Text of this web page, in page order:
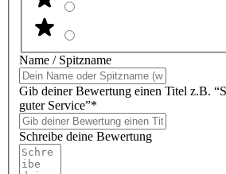
Name / Spitzname
Gib deiner Bewertung einen Titel z.B.
guter Service”*
Schreibe deine Bewertung